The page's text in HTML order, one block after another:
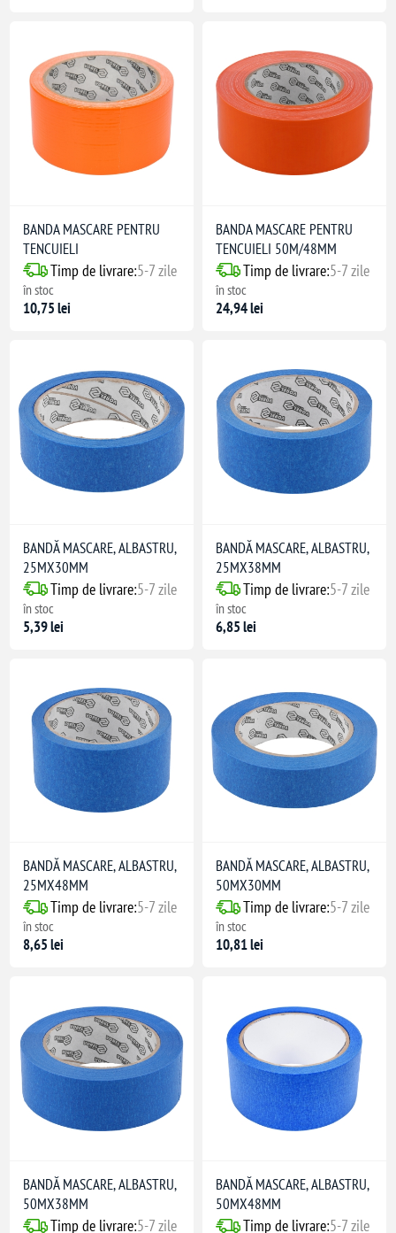
BANDA MASCARE PENTRU
TENCUIELI
Timp de livrare:5-7 zile
în stoc
10,75 lei
BANDA MASCARE PENTRU
TENCUIELI 50M/48MM
Timp de livrare:5-7 zile
în stoc
24,94 lei
BANDĂ MASCARE, ALBASTRU,
25MX30MM
Timp de livrare:5-7 zile
în stoc
5,39 lei
BANDĂ MASCARE, ALBASTRU,
25MX38MM
Timp de livrare:5-7 zile
în stoc
6,85 lei
BANDĂ MASCARE, ALBASTRU,
25MX48MM
Timp de livrare:5-7 zile
în stoc
8,65 lei
BANDĂ MASCARE, ALBASTRU,
50MX30MM
Timp de livrare:5-7 zile
în stoc
10,81 lei
BANDĂ MASCARE, ALBASTRU,
50MX38MM
Timp de livrare:5-7 zile
BANDĂ MASCARE, ALBASTRU,
50MX48MM
Timp de livrare:5-7 zile